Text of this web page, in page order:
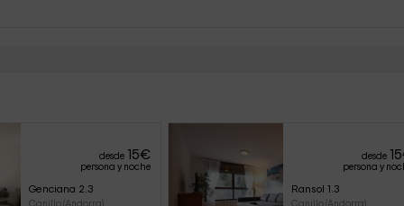
desde 15€
persona y noche
Genciana 2.3
Canillo (Andorra)
desde 15
persona y
Ransol 1.3
Canillo (Andorra)